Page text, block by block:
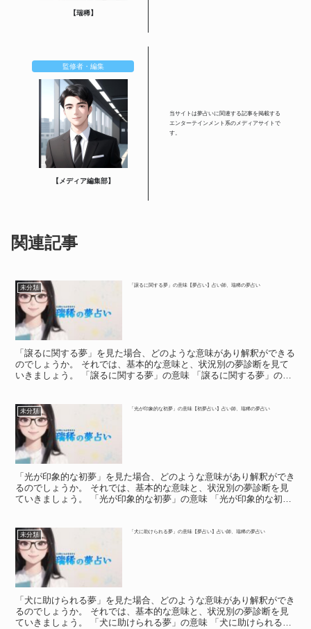
【瑞稀】
監修者・編集
【メディア編集部】
当サイトは夢占いに関連する記事を掲載する
エンターテインメント系のメディアサイトで
す。
関連記事
未分類 「譲るに関する夢」の意味【夢占い】占い師、瑞稀の夢占い
「譲るに関する夢」を見た場合、どのような意味があり解釈ができる
のでしょうか。 それでは、基本的な意味と、状況別の夢診断を見て
いきましょう。 「譲るに関する夢」の意味 「譲るに関する夢」の意
未分類 「光が印象的な初夢」の意味【初夢占い】占い師、瑞稀の夢占い
「光が印象的な初夢」を見た場合、どのような意味があり解釈ができ
るのでしょうか。 それでは、基本的な意味と、状況別の夢診断を見
ていきましょう。 「光が印象的な初夢」の意味 「光が印象的な初
未分類 「犬に助けられる夢」の意味【夢占い】占い師、瑞稀の夢占い
「犬に助けられる夢」を見た場合、どのような意味があり解釈ができ
るのでしょうか。 それでは、基本的な意味と、状況別の夢診断を見
ていきましょう。 「犬に助けられる夢」の意味 「犬に助けられる